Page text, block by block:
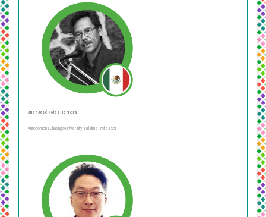
Juan José Rojas Herrera
Autonomous Chapingo University - Full Time Professor